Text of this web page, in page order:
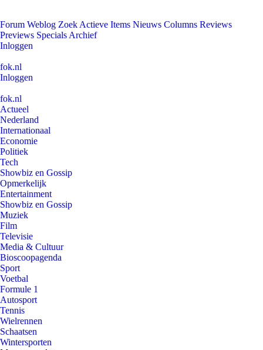
Forum Weblog Zoek Actieve Items Nieuws Columns Reviews
Previews Specials Archief
Inloggen
fok.nl
Inloggen
fok.nl
Actueel
Nederland
Internationaal
Economie
Politiek
Tech
Showbiz en Gossip
Opmerkelijk
Entertainment
Showbiz en Gossip
Muziek
Film
Televisie
Media & Cultuur
Bioscoopagenda
Sport
Voetbal
Formule 1
Autosport
Tennis
Wielrennen
Schaatsen
Wintersporten